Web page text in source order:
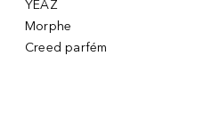
YEAZ
Morphe
Creed parfém